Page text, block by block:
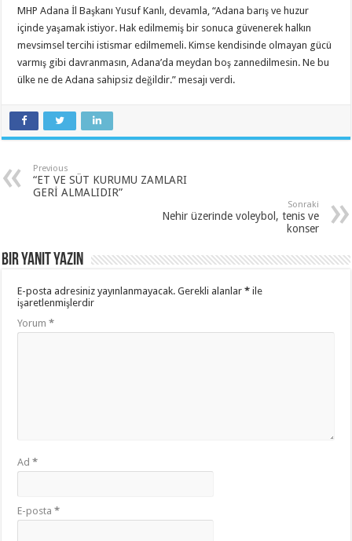
MHP Adana İl Başkanı Yusuf Kanlı, devamla, “Adana barış ve huzur
içinde yaşamak istiyor. Hak edilmemiş bir sonuca güvenerek halkın
mevsimsel tercihi istismar edilmemeli. Kimse kendisinde olmayan gücü
varmış gibi davranmasın, Adana’da meydan boş zannedilmesin. Ne bu
ülke ne de Adana sahipsiz değildir.” mesajı verdi.
Previous
“ET VE SÜT KURUMU ZAMLARI
GERİ ALMALIDIR”
Sonraki
Nehir üzerinde voleybol, tenis ve
konser
Bir yanıt yazın
E-posta adresiniz yayınlanmayacak. Gerekli alanlar* ile
işaretlenmişlerdir
Yorum*
Ad*
E-posta*